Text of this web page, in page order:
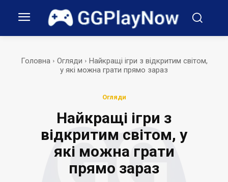
Головна Огляди
Найкращі ігри з відкритим світом,
у які можна грати прямо зараз
Огляди
Найкращі ігри з
відкритим світом, у
які можна грати
прямо зараз